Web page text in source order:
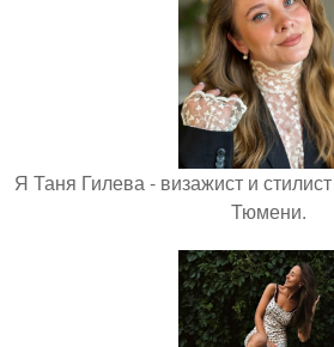
Я Таня Гилева - визажист и
Тюмени.